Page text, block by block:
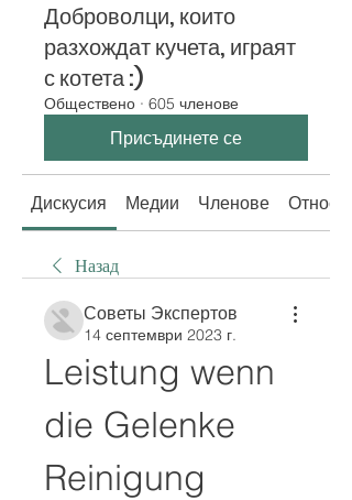
Доброволци, които
разхождат кучета, играят
с котета :)
Обществено · 605 членове
Присъдинете се
Дискусия Медии Членове Относно
Назад
Советы Экспертов
14 септември 2023 г.
Leistung wenn
die Gelenke
Reinigung